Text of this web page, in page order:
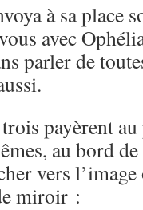
à sa place
avec
parler de
payèrent
au bord
vers
miroir :